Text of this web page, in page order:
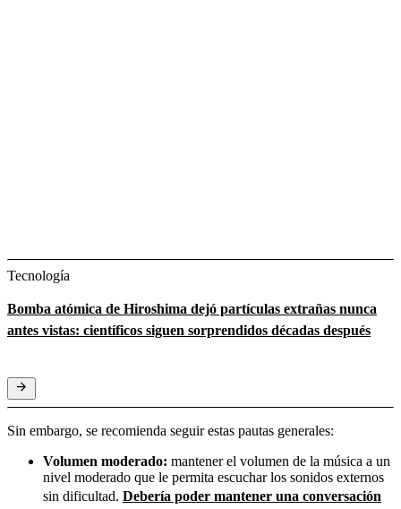
Tecnología
Bomba atómica de Hiroshima dejó partículas extrañas nunca
antes vistas: científicos siguen sorprendidos décadas después
Sin embargo, se recomienda seguir estas pautas generales:
Volumen moderado: mantener el volumen de la música a un
nivel moderado que le permita escuchar los sonidos externos
sin dificultad. Debería poder mantener una conversación